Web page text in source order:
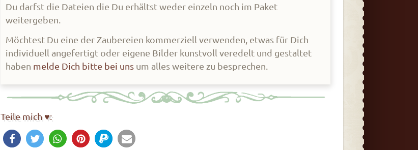
Du darfst die Dateien die Du erhältst weder einzeln noch im Paket
weitergeben.
Möchtest Du eine der Zaubereien kommerziell verwenden, etwas für Dich
individuell angefertigt oder eigene Bilder kunstvoll veredelt und gestaltet
haben melde Dich bitte bei uns um alles weitere zu besprechen.
Teile mich ♥: